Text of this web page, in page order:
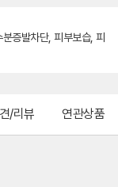
분증발차단, 피부보습, 피
/리뷰 연관상품